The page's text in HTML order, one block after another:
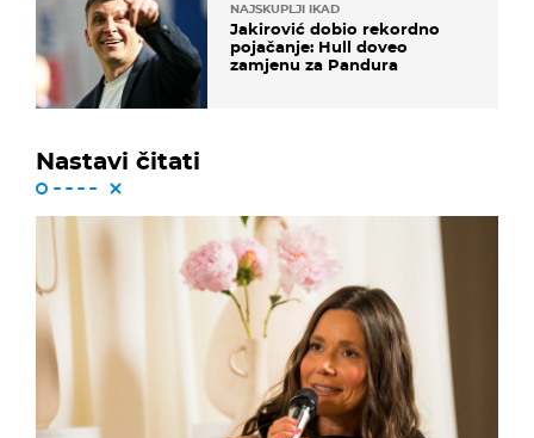
NAJSKUPLJI IKAD
Jakirović dobio rekordno
pojačanje: Hull doveo
zamjenu za Pandura
Nastavi čitati